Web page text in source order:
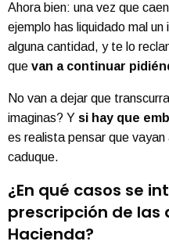
Ahora bien: una vez que
ejemplo has liquidado mal un
alguna cantidad, y te lo
que van a continuar
No van a dejar que
imaginas? Y si hay que
es realista pensar que
caduque.
¿En qué casos se
prescripción de las
Hacienda?